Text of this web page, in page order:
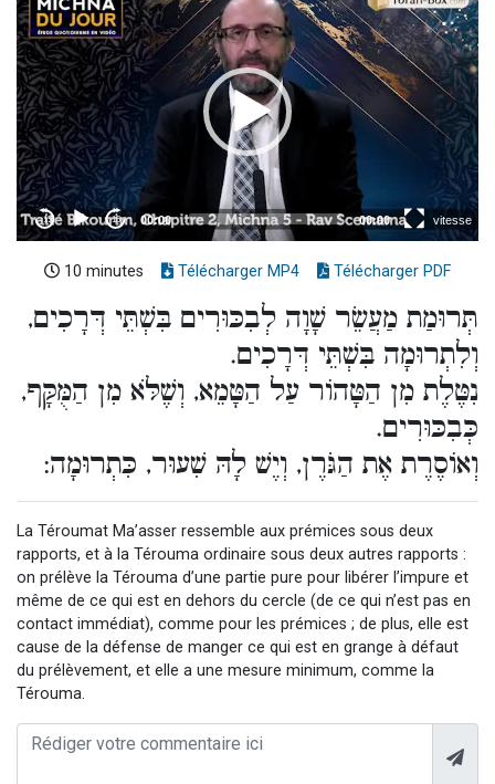
10 minutes Télécharger MP4 Télécharger PDF
תְּרוּמַת מַעֲשֵׂר שָׁוָה לְבִכּוּרִים בִּשְׁתֵּי דְּרָכִים,
וְלִתְרוּמָה בִּשְׁתֵּי דְּרָכִים.
נִטֶּלֶת מִן הַטָּהוֹר עַל הַטָּמֵא, וְשֶׁלֹּא מִן הַמֻּקָּף,
כְּבִכּוּרִים.
וְאוֹסֶרֶת אֶת הַגֹּרֶן, וְיֶשׁ לָהּ שִׁעוּר, כִּתְרוּמָה:
La Téroumat Ma’asser ressemble aux prémices sous deux
rapports, et à la Térouma ordinaire sous deux autres rapports :
on prélève la Térouma d’une partie pure pour libérer l’impure et
même de ce qui est en dehors du cercle (de ce qui n’est pas en
contact immédiat), comme pour les prémices ; de plus, elle est
cause de la défense de manger ce qui est en grange à défaut
du prélèvement, et elle a une mesure minimum, comme la
Térouma.